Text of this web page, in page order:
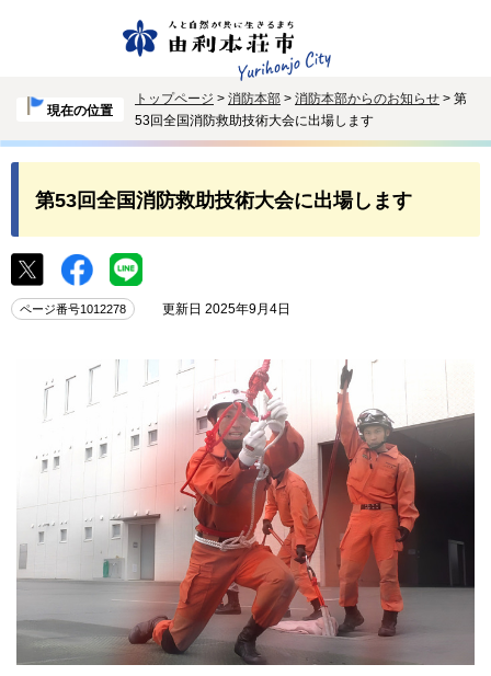
現在の位置
トップページ > 消防本部 > 消防本部からのお知らせ > 第
53回全国消防救助技術大会に出場します
第53回全国消防救助技術大会に出場します
ページ番号1012278 更新日 2025年9月4日